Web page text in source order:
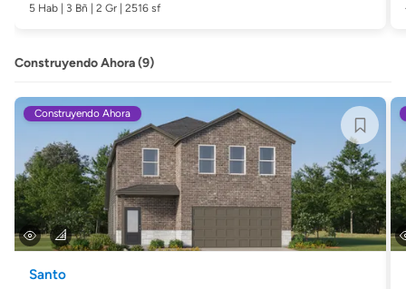
5 Hab | 3 Bñ | 2 Gr | 2516 sf
Construyendo Ahora (9)
Construyendo Ahora
Santo